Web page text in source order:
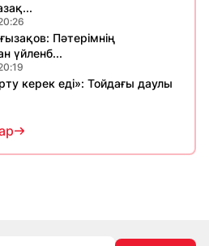
Пәтерімнің
үйленб...
керек еді»: Тойдағы даулы